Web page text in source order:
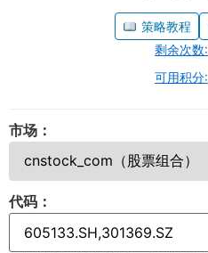
策略教程
剩余次数:
可用积分:
市场：
代码：